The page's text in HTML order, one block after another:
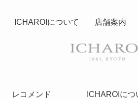
レコメンド ICHAROIにつ
ICHAROIについて 店舗案内